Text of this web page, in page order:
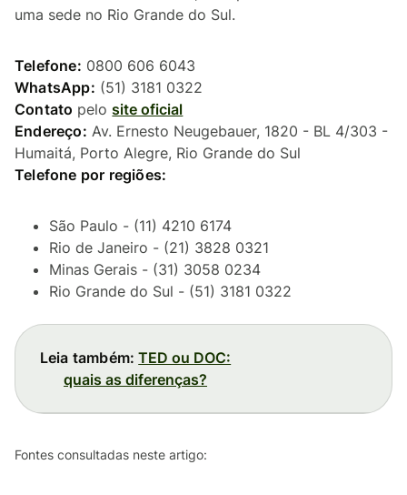
uma sede no Rio Grande do Sul.
Telefone: 0800 606 6043
WhatsApp: (51) 3181 0322
Contato pelosite oficial
Endereço: Av. Ernesto Neugebauer, 1820 - BL 4/303 -
Humaitá, Porto Alegre, Rio Grande do Sul
Telefone por regiões:
São Paulo - (11) 4210 6174
Rio de Janeiro - (21) 3828 0321
Minas Gerais - (31) 3058 0234
Rio Grande do Sul - (51) 3181 0322
Leia também: TED ou DOC:
quais as diferenças?
Fontes consultadas neste artigo: